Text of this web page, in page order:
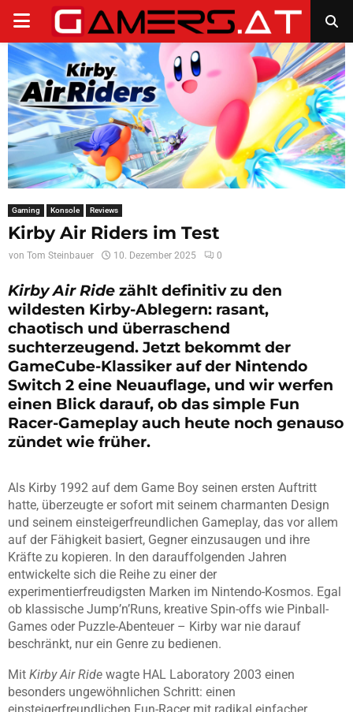
PRIMARY
MENU
Gaming Konsole Reviews
Kirby Air Riders im Test
von Tom Steinbauer 10. Dezember 2025 0
Kirby Air Ride zählt definitiv zu den
wildesten Kirby-Ablegern: rasant,
chaotisch und überraschend
suchterzeugend. Jetzt bekommt der
GameCube-Klassiker auf der Nintendo
Switch 2 eine Neuauflage, und wir werfen
einen Blick darauf, ob das simple Fun
Racer-Gameplay auch heute noch genauso
zündet wie früher.
Als Kirby 1992 auf dem Game Boy seinen ersten Auftritt
hatte, überzeugte er sofort mit seinem charmanten Design
und seinem einsteigerfreundlichen Gameplay, das vor allem
auf der Fähigkeit basiert, Gegner einzusaugen und ihre
Kräfte zu kopieren. In den darauffolgenden Jahren
entwickelte sich die Reihe zu einer der
experimentierfreudigsten Marken im Nintendo-Kosmos. Egal
ob klassische Jump’n’Runs, kreative Spin-offs wie Pinball-
Games oder Puzzle-Abenteuer – Kirby war nie darauf
beschränkt, nur ein Genre zu bedienen.
Mit Kirby Air Ride wagte HAL Laboratory 2003 einen
besonders ungewöhnlichen Schritt: einen